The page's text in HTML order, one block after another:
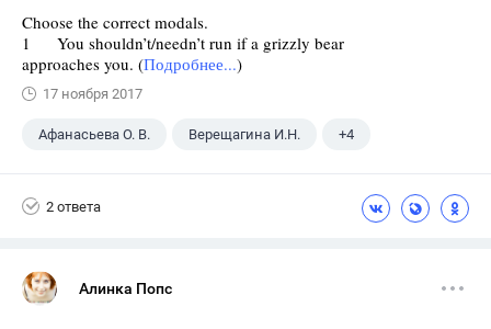
Choose the correct modals.
1 You shouldn’t/needn’t run if a grizzly bear
approaches you. (Подробнее...)
17 ноября 2017
Афанасьева О. В. Верещагина И.Н. +4
2 ответа
Алинка Попс